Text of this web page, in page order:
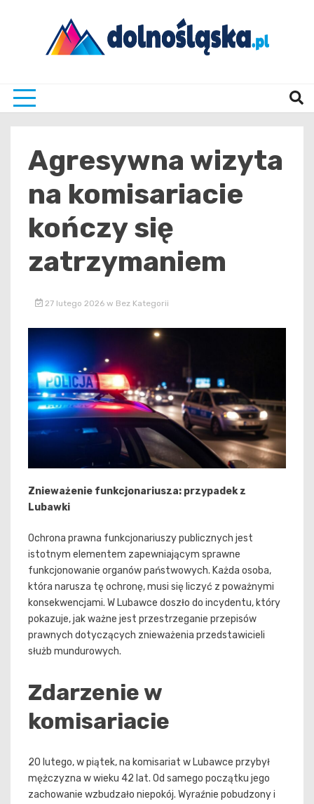
Agresywna wizyta
na komisariacie
kończy się
zatrzymaniem
27 lutego 2026 w Bez Kategorii
Znieważenie funkcjonariusza: przypadek z
Lubawki
Ochrona prawna funkcjonariuszy publicznych jest
istotnym elementem zapewniającym sprawne
funkcjonowanie organów państwowych. Każda osoba,
która narusza tę ochronę, musi się liczyć z poważnymi
konsekwencjami. W Lubawce doszło do incydentu, który
pokazuje, jak ważne jest przestrzeganie przepisów
prawnych dotyczących znieważenia przedstawicieli
służb mundurowych.
Zdarzenie w
komisariacie
20 lutego, w piątek, na komisariat w Lubawce przybył
mężczyzna w wieku 42 lat. Od samego początku jego
zachowanie wzbudzało niepokój. Wyraźnie pobudzony i